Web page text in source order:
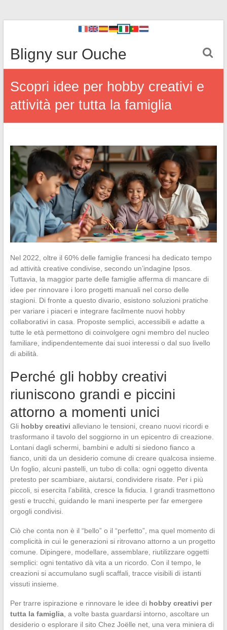
Bligny sur Ouche
Scopri idee per hobby creativi e
attività per tutta la famiglia
Nel 2022, oltre il 60% delle famiglie francesi ha dedicato tempo
ad attività creative condivise, secondo un’indagine Ipsos.
Tuttavia, la maggior parte delle famiglie afferma di mancare di
idee per rinnovare i loro progetti manuali nel corso delle
stagioni. Di fronte a questo divario, esistono soluzioni pratiche
per variare i piaceri e integrare facilmente nuovi hobby
collaborativi in casa. Proposte semplici, accessibili e adatte a
tutte le età permettono di coinvolgere ogni membro del nucleo
familiare, indipendentemente dai suoi interessi o dal suo livello
di abilità.
Perché gli hobby creativi
riuniscono grandi e piccini
attorno a momenti unici
Gli hobby creativi alleviano le tensioni, creano nuovi ricordi e
trasformano il tavolo del soggiorno in un epicentro di creazione.
Lontani dagli schermi, bambini e adulti si siedono fianco a
fianco, uniti da un desiderio comune di creare qualcosa insieme.
Un foglio, alcuni pastelli, un tubo di colla: ogni oggetto diventa
pretesto per scambiare, aiutarsi, condividere risate. Per i più
piccoli, si esercita l’abilità, cresce la fiducia. I grandi trasmettono
gesti e trucchi, guidando le mani inesperte per far emergere
orgogli condivisi.
Ciò che conta non è il “bello” o il “perfetto”, ma quel momento di
complicità in cui le generazioni si ritrovano attorno a un progetto
comune. Dipingere, modellare, assemblare, riutilizzare oggetti
semplici: ogni tentativo dà vita a un ricordo. Con il tempo, le
creazioni si accumulano sugli scaffali, tracce visibili di istanti
vissuti insieme.
Per trarre ispirazione e rinnovare le idee di hobby creativi per
tutta la famiglia, a volte basta guardarsi intorno, ascoltare un
desiderio o esplorare il sito Chez Joëlle net, una vera miniera di